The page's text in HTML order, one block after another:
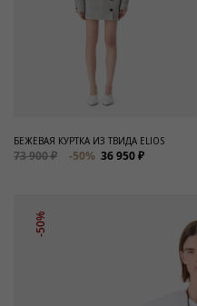
БЕЖЕВАЯ КУРТКА ИЗ ТВИДА ELIOS
73 900 ₽ -50% 36 950 ₽
-50%